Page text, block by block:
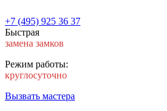
+7 (495) 925 36 37
Быстрая
замена замков
Режим работы:
круглосуточно
Вызвать мастера